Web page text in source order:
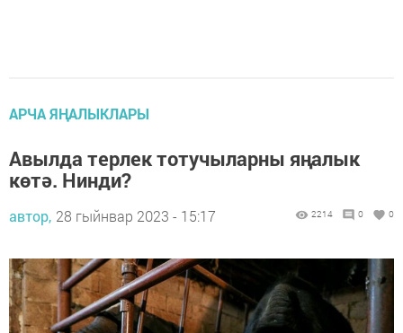
АРЧА ЯҢАЛЫКЛАРЫ
Авылда терлек тотучыларны яңалык
көтә. Нинди?
автор, 28 гыйнвар 2023 - 15:17 2214 0 0